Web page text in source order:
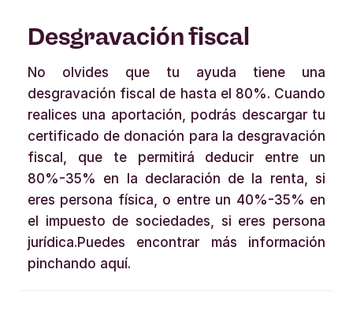
Desgravación fiscal
No olvides que tu ayuda tiene una
desgravación fiscal de hasta el 80%. Cuando
realices una aportación, podrás descargar tu
certificado de donación para la desgravación
fiscal, que te permitirá deducir entre un
80%-35% en la declaración de la renta, si
eres persona física, o entre un 40%-35% en
el impuesto de sociedades, si eres persona
jurídica.Puedes encontrar más información
pinchando aquí.